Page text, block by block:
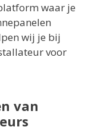
waar je
wij je bij
voor
van